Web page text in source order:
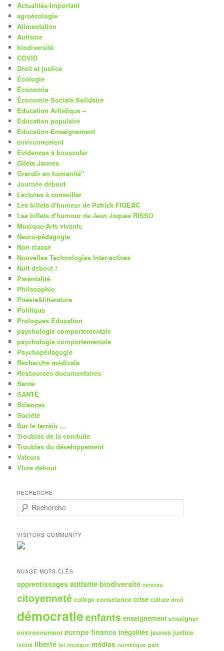
Actualités-Important
agroécologie
Alimentation
Autisme
biodiversité
COVID
Droit et justice
Écologie
Économie
Économie Sociale Solidaire
Education Artistique –
Education populaire
Éducation-Enseignement
environnement
Evidences à bousculer
Gilets Jaunes
Grandir en humanité"
Journée debout
Lectures à conseiller
Les billets d'humeur de Patrick FIGEAC
Les billets d'humour de Jean Jaques RISSO
Musique-Arts vivants
Neuro-pédagogie
Non classé
Nouvelles Technologies Inter-actives
Nuit debout !
Parentalité
Philosophie
Poésie&littérature
Politique
Prologues Education
psychologie comportementale
psychologie comportementale
Psychopédagogie
Recherche médicale
Ressources documentaires
Santé
SANTÉ
Sciences
Société
Sur le terrain …
Troubles de la conduite
Troubles du développement
Valeurs
VIvre debout
RECHERCHE
e
h
e
r
h
VISITORS COMMUNITY
NUAGE MOTS-CLÉS
apprentissages autisme biodiversité cerveau
citoyenneté collège conscience crise culture droit
démocratieenfants enseignement enseigner
environnement europe finance inégalités jeunes justice
laïcité liberté loi musique médias numérique paix